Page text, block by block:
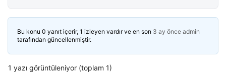
Bu konu 0 yanıt içerir, 1 izleyen vardır ve en son 3 ay önce admin
tarafından güncellenmiştir.
1 yazı görüntüleniyor (toplam 1)